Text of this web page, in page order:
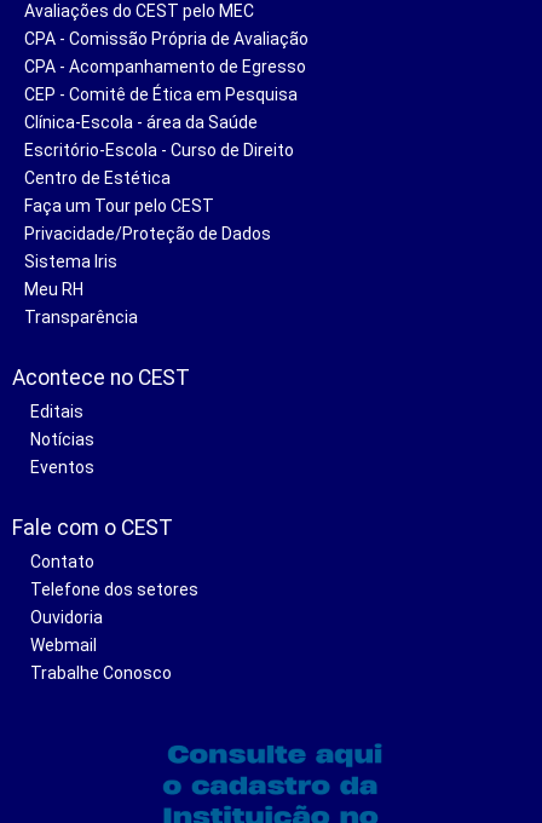
Avaliações do CEST pelo MEC
CPA - Comissão Própria de Avaliação
CPA - Acompanhamento de Egresso
CEP - Comitê de Ética em Pesquisa
Clínica-Escola - área da Saúde
Escritório-Escola - Curso de Direito
Centro de Estética
Faça um Tour pelo CEST
Privacidade/Proteção de Dados
Sistema Iris
Meu RH
Transparência
Acontece no CEST
Editais
Notícias
Eventos
Fale com o CEST
Contato
Telefone dos setores
Ouvidoria
Webmail
Trabalhe Conosco